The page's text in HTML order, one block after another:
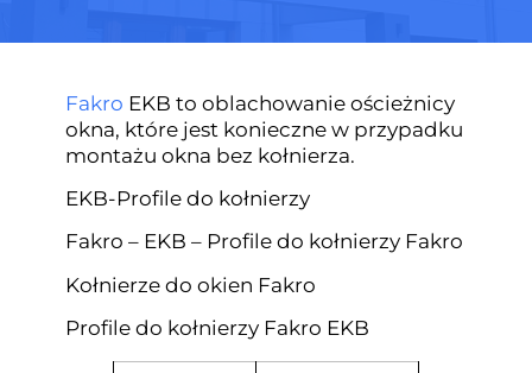
Fakro EKB to oblachowanie ościeżnicy
okna, które jest konieczne w przypadku
montażu okna bez kołnierza.
EKB-Profile do kołnierzy
Fakro – EKB – Profile do kołnierzy Fakro
Kołnierze do okien Fakro
Profile do kołnierzy Fakro EKB